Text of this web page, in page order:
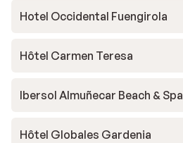
Hotel Occidental Fuengirola
Hôtel Carmen Teresa
Ibersol Almuñecar Beach & Spa
Hôtel Globales Gardenia